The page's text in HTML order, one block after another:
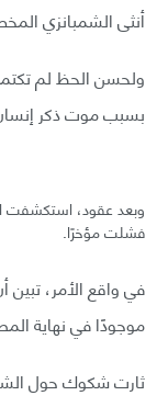
أنثى الشمبانزي
ولحسن الحظ لم
بسبب موت ذكر إنسان
وبعد عقود، استكشفت
فشلت مؤخرًا.
في واقع الأمر،
موجودًا في نهاية
ثارت شكوك حول